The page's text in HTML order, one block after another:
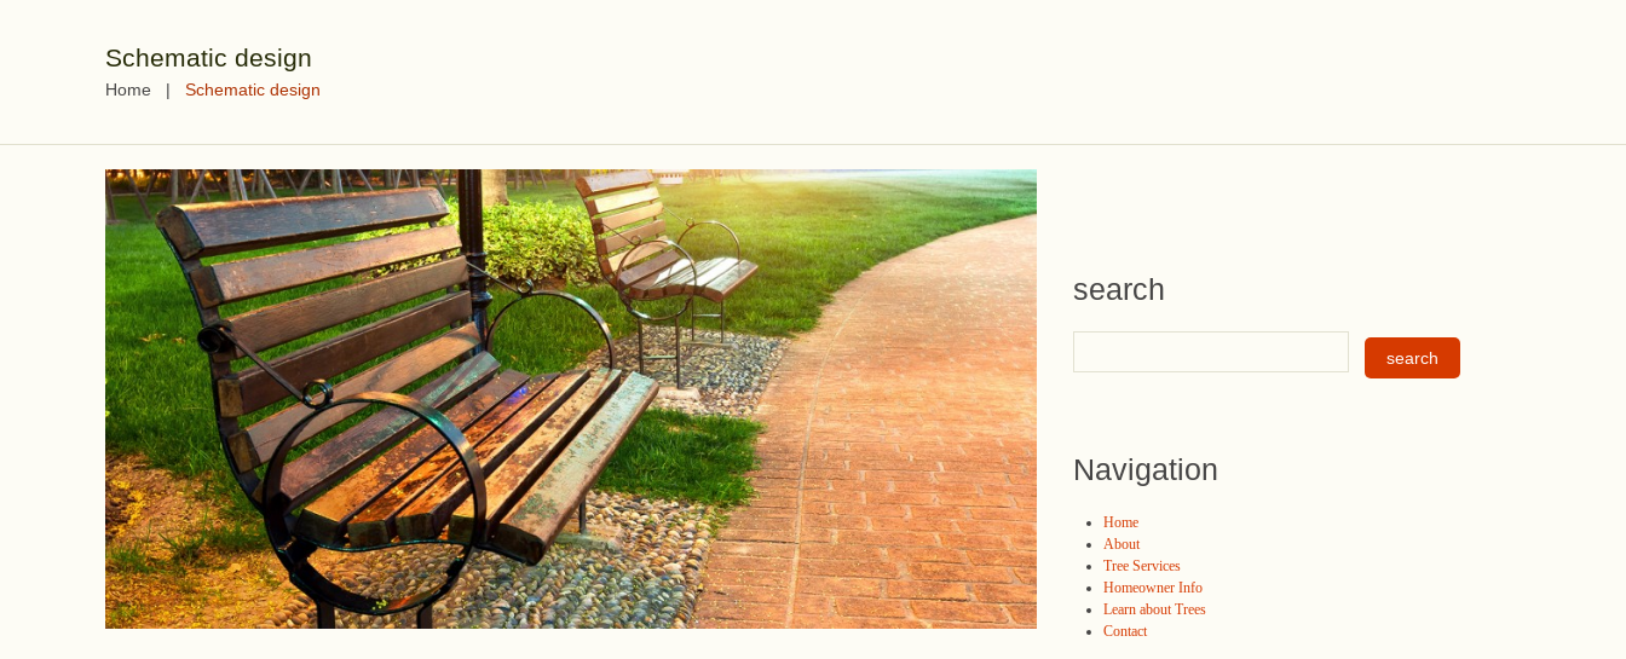
Schematic design
Home Schematic design
search
Navigation
Home
About
Tree Services
Homeowner Info
Learn about Trees
Contact